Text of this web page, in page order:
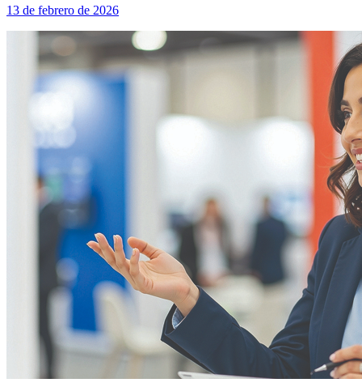
13 de febrero de 2026